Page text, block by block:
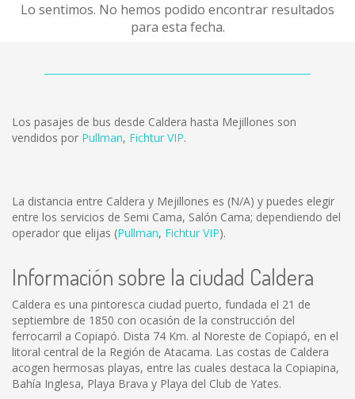
Lo sentimos. No hemos podido encontrar resultados
para esta fecha.
Los pasajes de bus desde Caldera hasta Mejillones son
vendidos por Pullman, Fichtur VIP.
La distancia entre Caldera y Mejillones es (N/A) y puedes elegir
entre los servicios de Semi Cama, Salón Cama; dependiendo del
operador que elijas (Pullman, Fichtur VIP).
Información sobre la ciudad Caldera
Caldera es una pintoresca ciudad puerto, fundada el 21 de
septiembre de 1850 con ocasión de la construcción del
ferrocarril a Copiapó. Dista 74 Km. al Noreste de Copiapó, en el
litoral central de la Región de Atacama. Las costas de Caldera
acogen hermosas playas, entre las cuales destaca la Copiapina,
Bahía Inglesa, Playa Brava y Playa del Club de Yates.